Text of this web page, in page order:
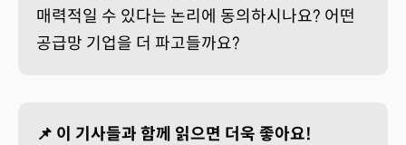
매력적일 수 있다는 논리에 동의하시나요? 어떤
공급망 기업을 더 파고들까요?
📌 이 기사들과 함께 읽으면 더욱 좋아요!